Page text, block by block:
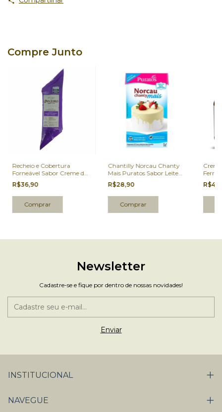
Compre Junto
Recheio e Cobertura
Forneável Sabor Creme de
Avelã com Cacau Doceiro
Haenssgen 1,005kg
R$36,90
Chantilly Norcau Chanty
Mais Puratos Sabor Leite
Condensado 1L
R$28,90
Newsletter
Cadastre-se e fique por dentro de nossas novidades!
INSTITUCIONAL
NAVEGUE